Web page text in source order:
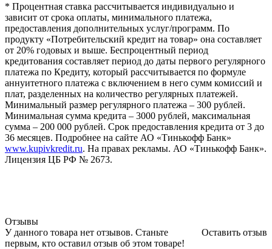
* Процентная ставка рассчитывается индивидуально и
зависит от срока оплаты, минимального платежа,
предоставления дополнительных услуг/программ. По
продукту «Потребительский кредит на товар» она составляет
от 20% годовых и выше. Беспроцентный период
кредитования составляет период до даты первого регулярного
платежа по Кредиту, который рассчитывается по формуле
аннуитетного платежа с включением в него сумм комиссий и
плат, разделенных на количество регулярных платежей.
Минимальный размер регулярного платежа – 300 рублей.
Минимальная сумма кредита – 3000 рублей, максимальная
сумма – 200 000 рублей. Срок предоставления кредита от 3 до
36 месяцев. Подробнее на сайте АО «Тинькофф Банк»
www.kupivkredit.ru. На правах рекламы. АО «Тинькофф Банк».
Лицензия ЦБ РФ № 2673.
Отзывы
Оставить отзыв
У данного товара нет отзывов. Станьте
первым, кто оставил отзыв об этом товаре!